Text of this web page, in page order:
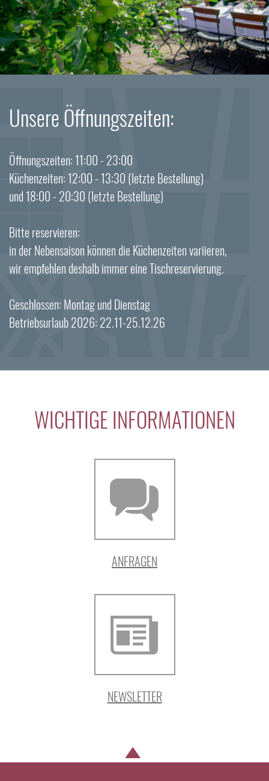
Unsere Öffnungszeiten:
Öffnungszeiten: 11:00 - 23:00
Küchenzeiten: 12:00 - 13:30 (letzte Bestellung)
und 18:00 - 20:30 (letzte Bestellung)
Bitte reservieren:
in der Nebensaison können die Küchenzeiten variieren,
wir empfehlen deshalb immer eine Tischreservierung.
Geschlossen: Montag und Dienstag
Betriebsurlaub 2026: 22.11-25.12.26
WICHTIGE INFORMATIONEN
ANFRAGEN
NEWSLETTER